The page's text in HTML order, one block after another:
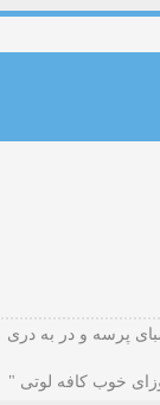
پرسه و در به دری
خوب کافه لوتی "